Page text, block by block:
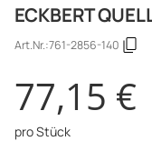
ECKBERT
Art.Nr.:761-2856-140
77,15 €
pro Stück